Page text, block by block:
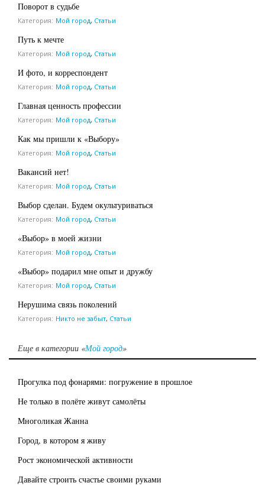
Поворот в судьбе
Категория: Мой город, Статьи
Путь к мечте
Категория: Мой город, Статьи
И фото, и корреспондент
Категория: Мой город, Статьи
Главная ценность профессии
Категория: Мой город, Статьи
Как мы пришли к «Выбору»
Категория: Мой город, Статьи
Вакансий нет!
Категория: Мой город, Статьи
Выбор сделан. Будем окультуриваться
Категория: Мой город, Статьи
«Выбор» в моей жизни
Категория: Мой город, Статьи
«Выбор» подарил мне опыт и дружбу
Категория: Мой город, Статьи
Нерушима связь поколений
Категория: Никто не забыт, Статьи
Еще в категории «Мой город»
Прогулка под фонарями: погружение в прошлое
Не только в полёте живут самолёты
Многоликая Жанна
Город, в котором я живу
Рост экономической активности
Давайте строить счастье своими руками